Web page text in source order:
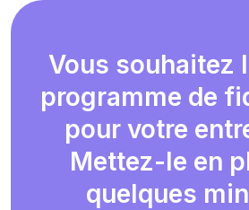
Vous souhaitez
programme de
pour votre
Mettez-le en
quelques